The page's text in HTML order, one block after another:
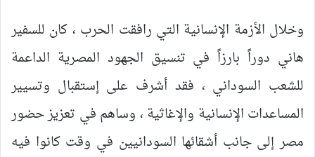
وخلال الأزمة الإنسانية التي رافقت الحرب ، كان للسفير
هاني دوراً بارزاً في تنسيق الجهود المصرية الداعمة
للشعب السوداني ، فقد أشرف على إستقبال وتسيير
المساعدات الإنسانية والإغاثية ، وساهم في تعزيز حضور
مصر إلى جانب أشقائها السودانيين في وقت كانوا فيه